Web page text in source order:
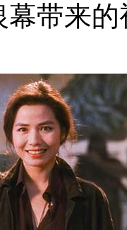
带来